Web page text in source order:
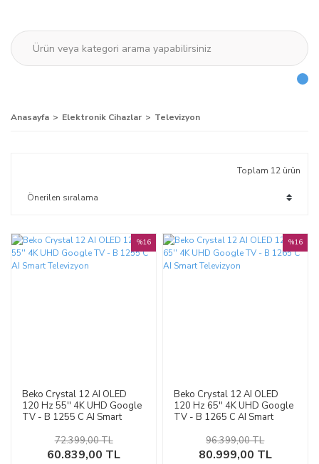
Anasayfa Elektronik Cihazlar Televizyon
Toplam 12 ürün
Beko Crystal 12 AI OLED
120 Hz 55'' 4K UHD Google
TV - B 1255 C AI Smart
%16
60.839,00 TL
72.399,00 TL
Beko Crystal 12 AI OLED
120 Hz 65'' 4K UHD Google
TV - B 1265 C AI Smart
%16
80.999,00 TL
96.399,00 TL